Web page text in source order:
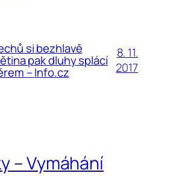
si bezhlavě
pak dluhy splácí
– Info.cz
8. 11.
2017
– Vymáhání